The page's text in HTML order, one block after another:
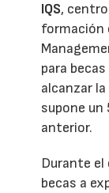
IQS,
para
alcanzar
supone
anterior.
Durante
becas a